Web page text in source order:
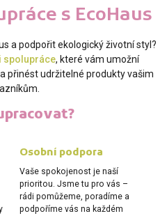
s EcoHaus
a podpořit ekologický životní styl?
spolupráce, které vám umožní
přinést udržitelné produkty vašim
Osobní podpora
Vaše spokojenost je naší
prioritou. Jsme tu pro vás –
rádi pomůžeme, poradíme a
podpoříme vás na každém